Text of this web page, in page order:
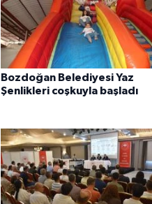
Bozdoğan Belediyesi Yaz
Şenlikleri coşkuyla başladı